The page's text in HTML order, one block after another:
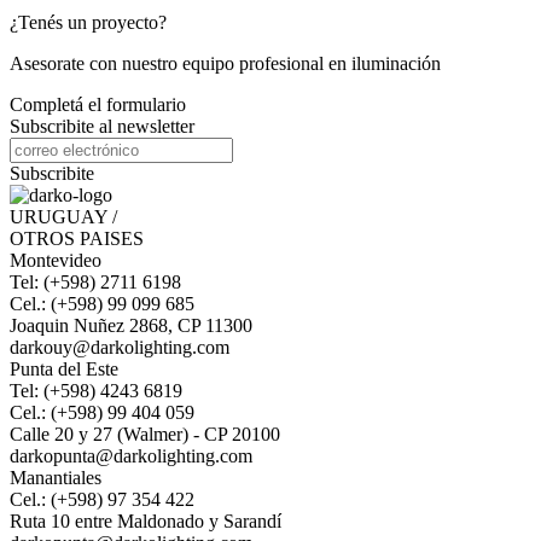
¿Tenés un proyecto?
Asesorate con nuestro equipo profesional en iluminación
Completá el formulario
Subscribite al newsletter
Subscribite
URUGUAY /
OTROS PAISES
Montevideo
Tel: (+598) 2711 6198
Cel.: (+598) 99 099 685
Joaquin Nuñez 2868, CP 11300
darkouy@darkolighting.com
Punta del Este
Tel: (+598) 4243 6819
Cel.: (+598) 99 404 059
Calle 20 y 27 (Walmer) - CP 20100
darkopunta@darkolighting.com
Manantiales
Cel.: (+598) 97 354 422
Ruta 10 entre Maldonado y Sarandí